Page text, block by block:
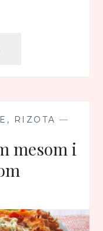
FILMOVE,
UVUKLA
U
RIZOTA —
mesom i